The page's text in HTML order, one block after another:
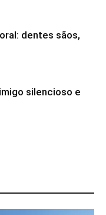
dentes sãos,
silencioso e